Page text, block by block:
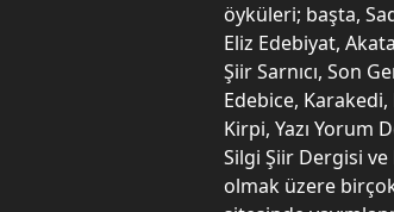
öyküleri; başta,
Eliz Edebiyat,
Şiir Sarnıcı, Son
Edebice,
Kirpi, Yazı Yorum
Silgi Şiir Dergisi
olmak üzere